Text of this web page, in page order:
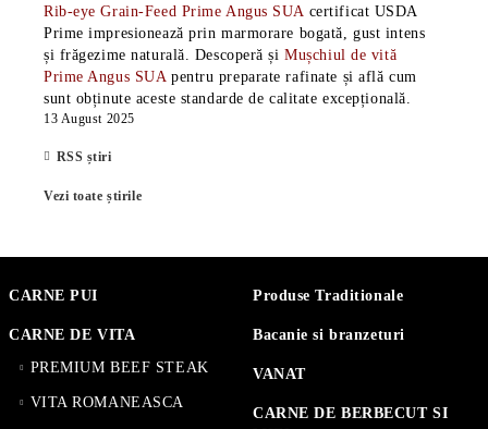
Rib-eye Grain-Feed Prime Angus SUA certificat USDA
Prime impresionează prin marmorare bogată, gust intens
și frăgezime naturală. Descoperă șiMușchiul de vită
Prime Angus SUA pentru preparate rafinate și află cum
sunt obținute aceste standarde de calitate excepțională.
13 August 2025
RSS știri
Vezi toate știrile
CARNE PUI
CARNE DE VITA
PREMIUM BEEF STEAK
VITA ROMANEASCA
Produse Traditionale
Bacanie si branzeturi
VANAT
CARNE DE BERBECUT SI